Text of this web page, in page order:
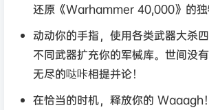
还原《Warhammer 40,000》的独
动动你的手指，使用各类武器大杀
不同武器扩充你的军械库。世间没
无尽的哒咔相提并论！
在恰当的时机，释放你的 Waaagh